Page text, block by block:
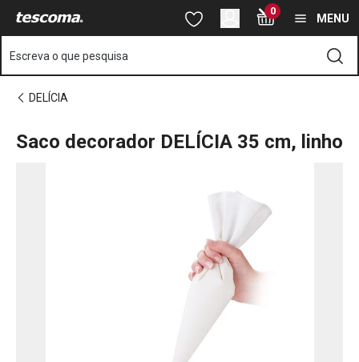
Está na página Saco decorador DELÍCIA 35 cm, linho
Saltar para o conteúdo principal
Saltar para a pesquisa
Saltar para a navegação 0
MENU
Escreva o que pesquisa
DELÍCIA
Saco decorador DELÍCIA 35 cm, linho